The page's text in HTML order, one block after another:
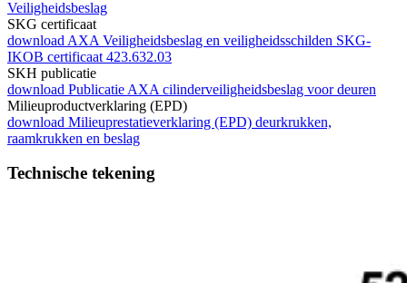
Veiligheidsbeslag
SKG certificaat
download AXA Veiligheidsbeslag en veiligheidsschilden SKG-
IKOB certificaat 423.632.03
SKH publicatie
download Publicatie AXA cilinderveiligheidsbeslag voor deuren
Milieuproductverklaring (EPD)
download Milieuprestatieverklaring (EPD) deurkrukken,
raamkrukken en beslag
Technische tekening